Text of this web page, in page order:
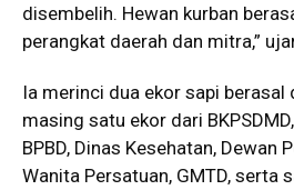
disembelih. Hewan kurban
perangkat daerah dan mitra,”
Ia merinci dua ekor sapi berasal
masing satu ekor dari
BPBD, Dinas Kesehatan, Dewan
Wanita Persatuan, GMTD, serta